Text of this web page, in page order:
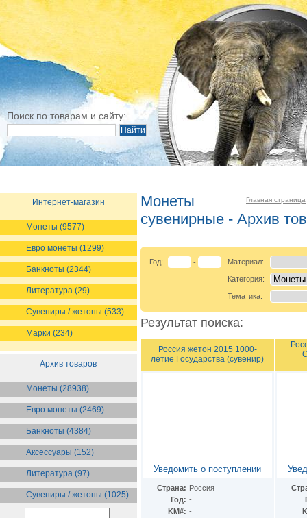
Поиск по товарам и сайту:
Интернет-магазин
Монеты (9577)
Евро монеты (1299)
Банкноты (2344)
Литература (29)
Сувениры / жетоны (533)
Марки (234)
Архив товаров
Монеты (28938)
Евро монеты (2469)
Банкноты (4384)
Аксессуары (152)
Литература (97)
Сувениры / жетоны (1025)
Главная страница
Монеты
сувенирные - Архив
Год: - Материал:
Категория:
Тематика:
Результат поиска:
Россия жетон 2015 1000-
летие Государства (сувенир)
Уведомить о поступлении
Страна: Россия
Год: -
KM#: -